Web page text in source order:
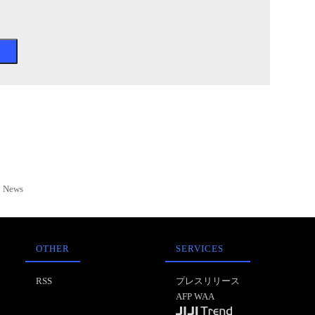
OTHER
RSS
SERVICES
プレスリリース
AFP WAA